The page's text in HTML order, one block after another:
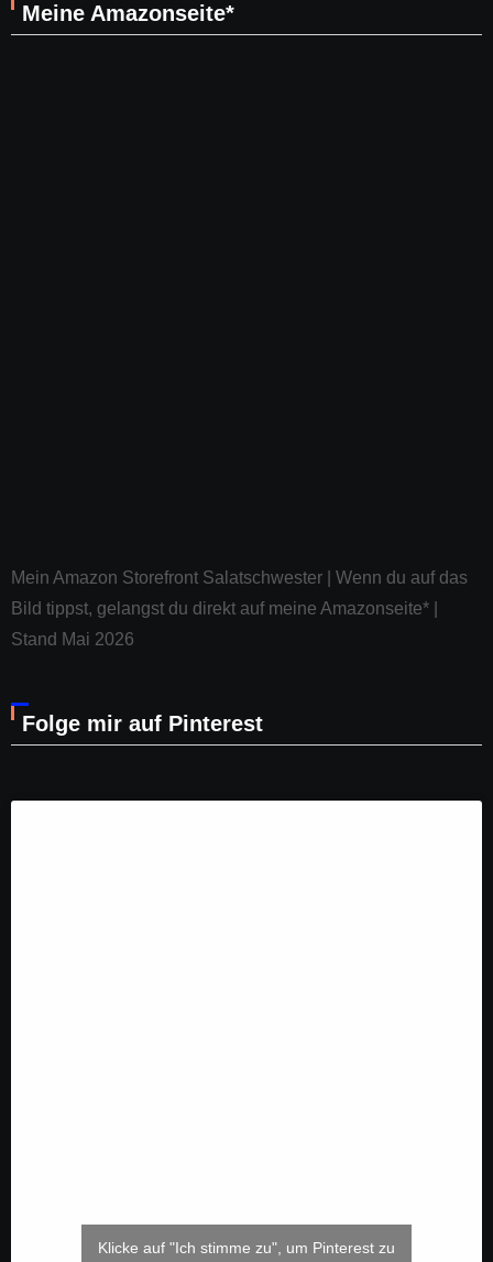
Meine Amazonseite*
Mein Amazon Storefront Salatschwester | Wenn du auf das
Bild tippst, gelangst du direkt auf meine Amazonseite* |
Stand Mai 2026
Folge mir auf Pinterest
Klicke auf "Ich stimme zu", um Pinterest zu